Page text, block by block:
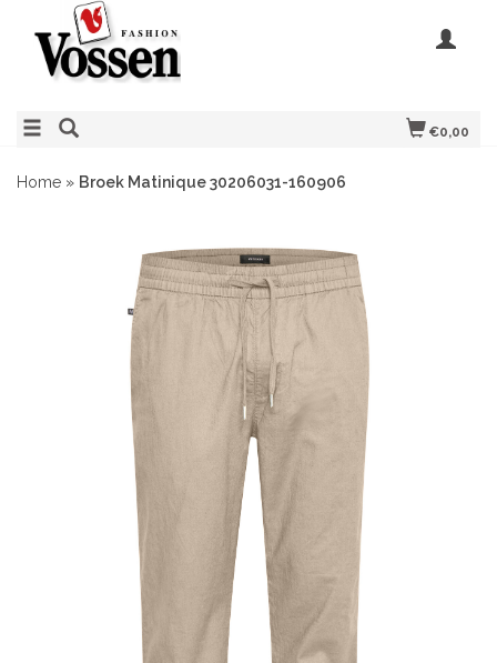
€0,00
Home » Broek Matinique 30206031-160906